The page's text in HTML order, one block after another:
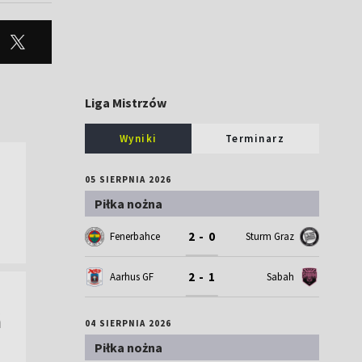
Liga Mistrzów
Wyniki Terminarz
05 SIERPNIA 2026
Piłka nożna
Fenerbahce 2 - 0 Sturm Graz
Aarhus GF 2 - 1 Sabah
04 SIERPNIA 2026
Piłka nożna